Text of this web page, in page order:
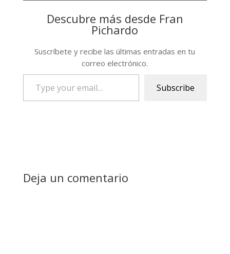
Descubre más desde Fran
Pichardo
Suscríbete y recibe las últimas entradas en tu
correo electrónico.
email…
Subscribe
Deja un comentario